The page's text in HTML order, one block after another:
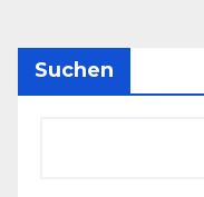
Suchen